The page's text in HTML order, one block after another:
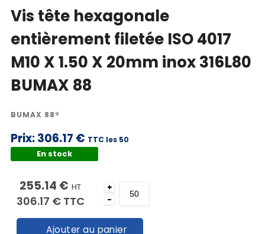
Vis tête hexagonale
entièrement filetée ISO 4017
M10 X 1.50 X 20mm inox 316L80
BUMAX 88
BUMAX 88®
Prix:306.17 € TTC les 50
En stock
255.14 € HT
306.17 € TTC
+
-
Ajouter au panier